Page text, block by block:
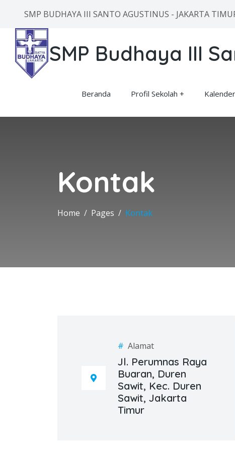
SMP BUDHAYA III SANTO AGUSTINUS - JAKARTA
SMP Budhaya III
Beranda Profil Sekolah
Kontak
Home Pages Kontak
# Alamat
Jl. Perumnas Raya
Buaran, Duren
Sawit, Kec. Duren
Sawit, Jakarta
Timur